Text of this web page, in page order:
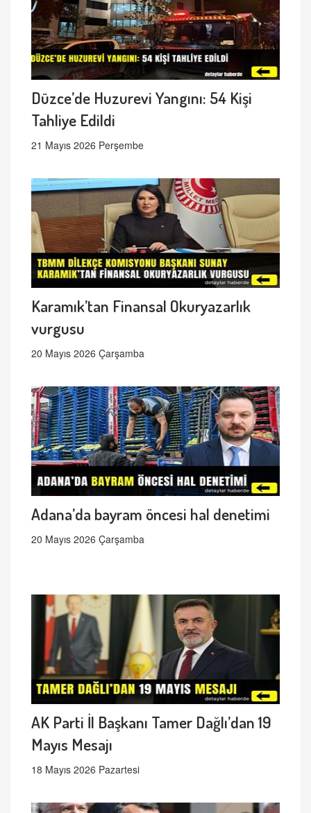
Düzce’de Huzurevi Yangını: 54 Kişi
Tahliye Edildi
21 Mayıs 2026 Perşembe
Karamık’tan Finansal Okuryazarlık
vurgusu
20 Mayıs 2026 Çarşamba
Adana’da bayram öncesi hal denetimi
20 Mayıs 2026 Çarşamba
AK Parti İl Başkanı Tamer Dağlı’dan 19
Mayıs Mesajı
18 Mayıs 2026 Pazartesi